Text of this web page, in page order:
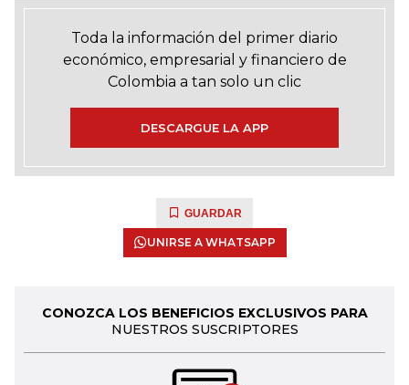
Toda la información del primer diario
económico, empresarial y financiero de
Colombia a tan solo un clic
DESCARGUE LA APP
GUARDAR
UNIRSE A WHATSAPP
CONOZCA LOS BENEFICIOS EXCLUSIVOS PARA
NUESTROS SUSCRIPTORES